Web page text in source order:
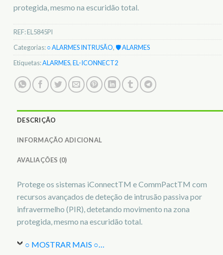
protegida, mesmo na escuridão total.
REF:EL5845PI
Categorias:○ ALARMES INTRUSÃO, 🛡️ ALARMES
Etiquetas:ALARMES,EL-ICONNECT2
DESCRIÇÃO
INFORMAÇÃO ADICIONAL
AVALIAÇÕES (0)
Protege os sistemas iConnectTM e CommPactTM com
recursos avançados de deteção de intrusão passiva por
infravermelho (PIR), detetando movimento na zona
protegida, mesmo na escuridão total.
○ MOSTRAR MAIS ○…